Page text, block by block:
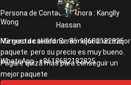
Hassan
Me gusta calidad. Será mejor si un mejor
paquete. pero su precio es muy bueno.
Pagaré quizá más para conseguir un
mejor paquete
Persona de Contactar Ahora : Kanglly
Wong
Número de teléfono :86-18682182825
WhatsApp : +8618682182825